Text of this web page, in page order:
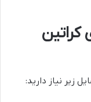
کراتین
زیر نیاز دارید: